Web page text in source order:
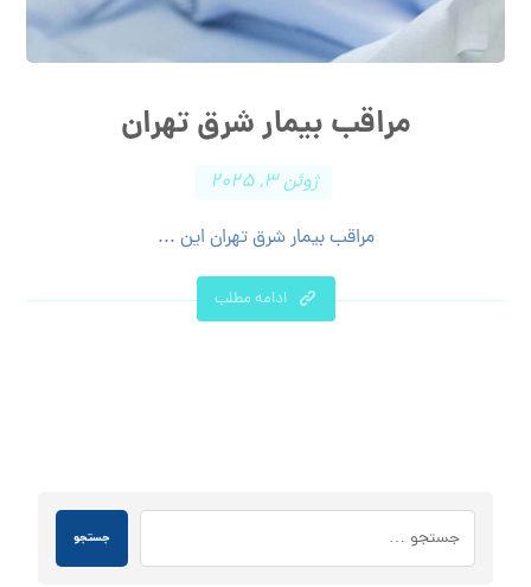
مراقب بیمار شرق تهران
ژوئن ۳, ۲۰۲۵
مراقب بیمار شرق تهران این ...
ادامه مطلب
جستجو